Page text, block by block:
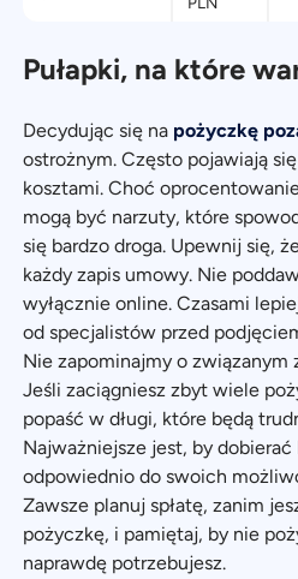
Pułapki, na które
Decydując się na pożyczkę
ostrożnym. Często pojawiają
kosztami. Choć
mogą być narzuty, które
się bardzo droga. Upewnij się,
każdy zapis umowy. Nie
wyłącznie online. Czasami
od specjalistów przed
Nie zapominajmy o związanym
Jeśli zaciągniesz zbyt wiele
popaść w długi, które będą
Najważniejsze jest, by
odpowiednio do swoich
Zawsze planuj spłatę, zanim
pożyczkę, i pamiętaj, by nie
naprawdę potrzebujesz.